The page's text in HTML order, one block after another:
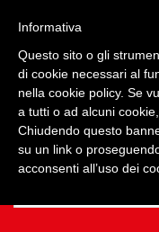
Informativa
Questo sito o gli
di cookie necessari al
nella cookie policy. Se
a tutti o ad alcuni
Chiudendo questo
su un link o
acconsenti all’uso dei